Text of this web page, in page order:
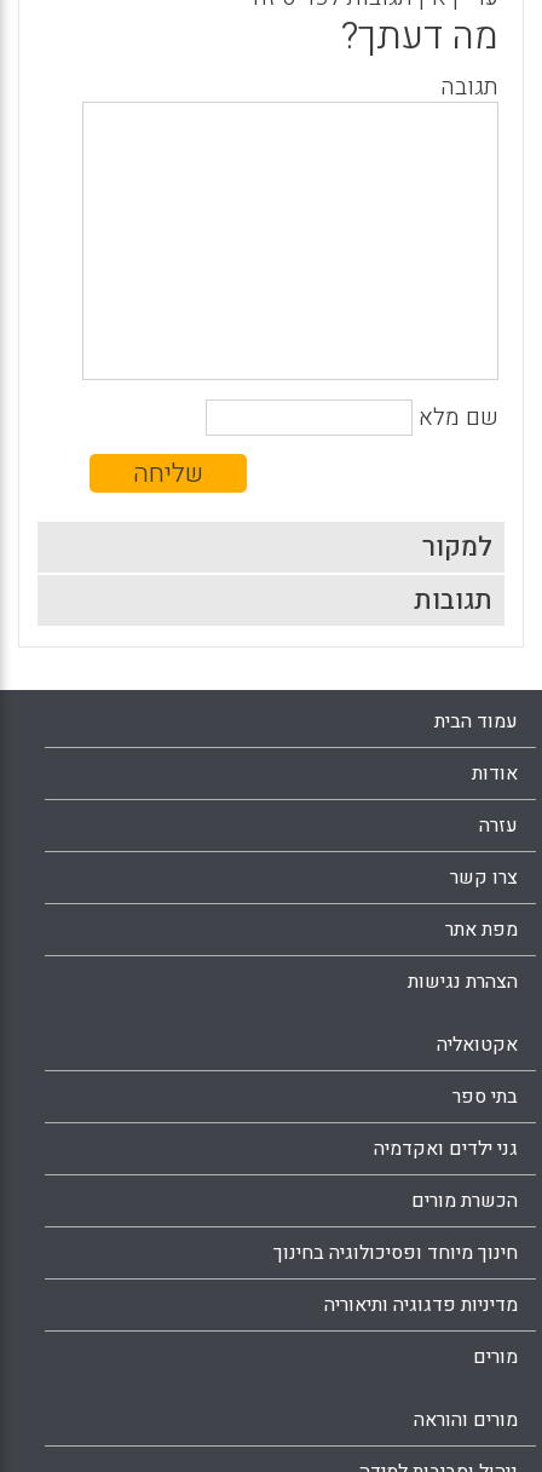
מה דעתך?
תגובה
שם מלא
למקור
תגובות
עמוד הבית
אודות
עזרה
צרו קשר
מפת אתר
הצהרת נגישות
אקטואליה
בתי ספר
גני ילדים ואקדמיה
הכשרת מורים
חינוך מיוחד ופסיכולוגיה בחינוך
מדיניות פדגוגיה ותיאוריה
מורים
מורים והוראה